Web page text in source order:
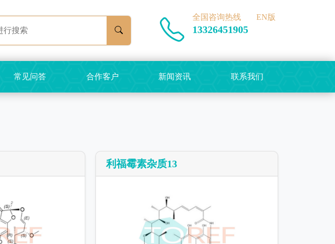
全国咨询热线
13326451905
EN版
常见问答 合作客户 新闻资讯 联系我们
利福霉素杂质13